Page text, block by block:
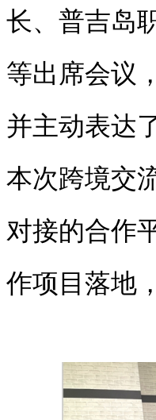
长、普吉岛
等出席会议
并主动表达
本次跨境交
对接的合作
作项目落地